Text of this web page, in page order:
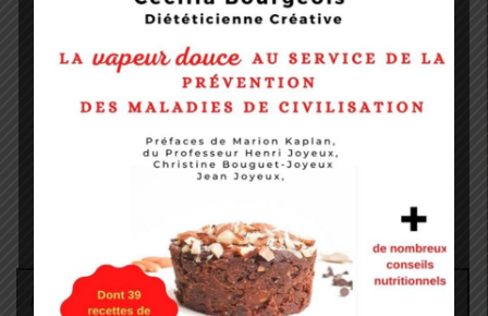
Administrateur